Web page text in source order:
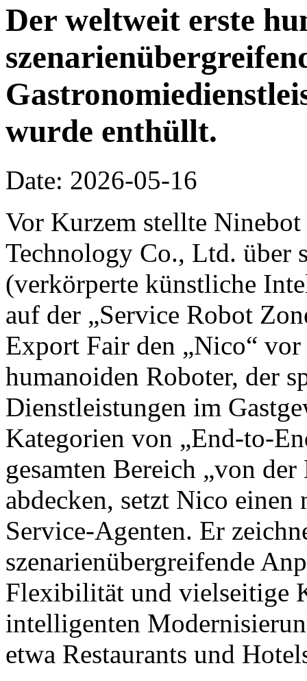
Der weltweit erste
wurde enthüllt.
Date: 2026-05-16
Vor Kurzem stellte
Technology Co., Ltd. über
(verkörperte künstliche
auf der „Service Robot
Export Fair den „Nico“
humanoiden Roboter, der
Dienstleistungen im
Kategorien von „End-to-
gesamten Bereich „von
abdecken, setzt Nico
Service-Agenten. Er
szenarienübergreifende
Flexibilität und vielseitige
intelligenten
etwa Restaurants und